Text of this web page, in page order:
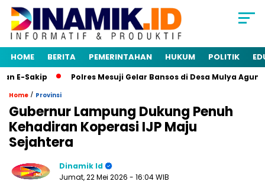
HOME BERITA PEMERINTAHAN HUKUM POLITIK
Sakip Polres Mesuji Gelar Bansos di Desa Mulya Agung,
Home / Provinsi
Gubernur Lampung Dukung Penuh
Kehadiran Koperasi IJP Maju
Sejahtera
Dinamik Id
Jumat, 22 Mei 2026 - 16:04 WIB